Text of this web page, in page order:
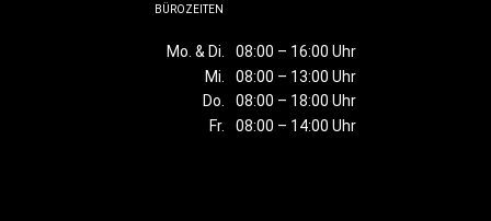
BÜROZEITEN
Mo. & Di.
08:00 – 16:00 Uhr
Mi.
08:00 – 13:00 Uhr
Do.
08:00 – 18:00 Uhr
Fr.
08:00 – 14:00 Uhr